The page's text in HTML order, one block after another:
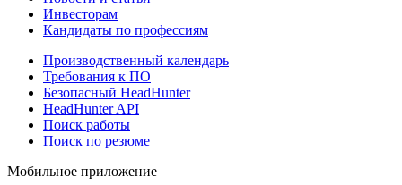
Инвесторам
Кандидаты по профессиям
Производственный календарь
Требования к ПО
Безопасный HeadHunter
HeadHunter API
Поиск работы
Поиск по резюме
Мобильное приложение